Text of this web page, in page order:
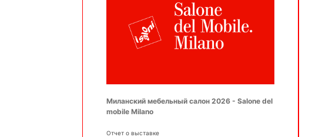
Миланский мебельный салон 2026 - Salone del
mobile Milano
Отчет о выставке